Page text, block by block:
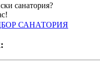
санатория?
САНАТОРИЯ